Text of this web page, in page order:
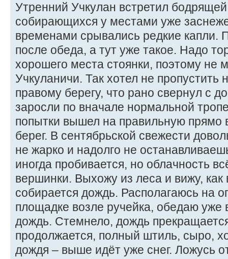
Утренний Учкулан встретил
собирающихся у местами уже
временами срывались редкие капли.
после обеда, а тут уже такое. Надо
хорошего места стоянки, поэтому не
Учкуланичи. Так хотел не пропустить
правому берегу, что рано свернул с
заросли по вначале нормальной
попытки вышел на правильную прямо
берег. В сентябрьской свежести
не жарко и надолго не
иногда пробивается, но облачность
вершинки. Выхожу из леса и вижу, как
собирается дождь. Располагаюсь на
площадке возле ручейка, обедаю уже
дождь. Стемнело, дождь
продолжается, полный штиль, сыро,
дождя – выше идёт уже снег. Ложусь